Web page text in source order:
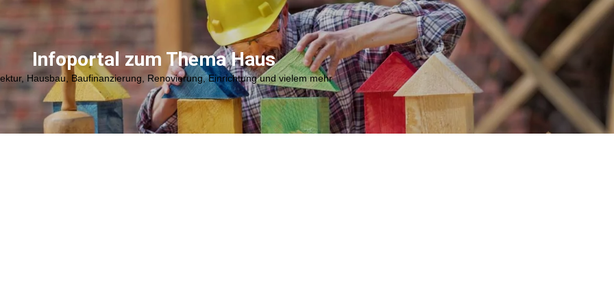
Infoportal zum Thema Haus
Hausbau, Baufinanzierung, Renovierung, Einrichtung und vielem mehr